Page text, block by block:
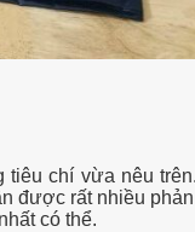
chí vừa nêu
rất nhiều
có thể.